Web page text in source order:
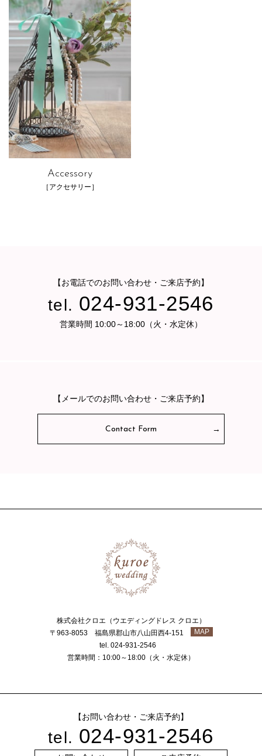
Accessory
［アクセサリー］
【お電話でのお問い合わせ・ご来店予約】
tel. 024-931-2546
営業時間 10:00～18:00（火・水定休）
【メールでのお問い合わせ・ご来店予約】
Contact Form
株式会社クロエ（ウエディングドレス クロエ）
〒963-8053 福島県郡山市八山田西4-151
MAP
tel. 024-931-2546
営業時間：10:00～18:00（火・水定休）
【お問い合わせ・ご来店予約】
tel. 024-931-2546